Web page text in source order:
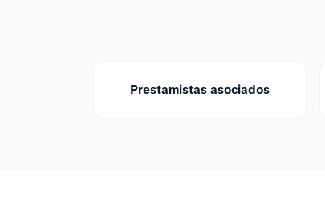
Prestamistas asociados